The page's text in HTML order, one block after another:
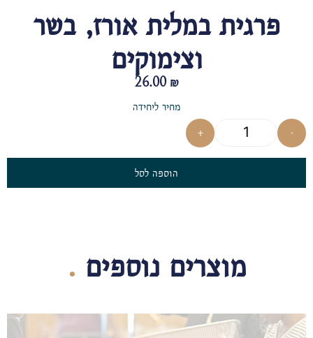
פרגית במלית אורז, בשר
וצימוקים
26.00 ₪
מחיר ליחידה
-
+
הוספה לסל
מוצרים נוספים .